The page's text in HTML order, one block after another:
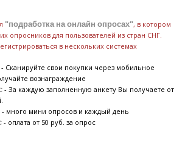
"подработка на онлайн опросах", в котором
опросников для пользователей из стран СНГ.
в нескольких системах
- Сканируйте свои покупки через мобильное
вознаграждение
- За каждую заполненную анкету Вы получаете от
- много мини опросов и каждый день
- оплата от 50 руб. за опрос